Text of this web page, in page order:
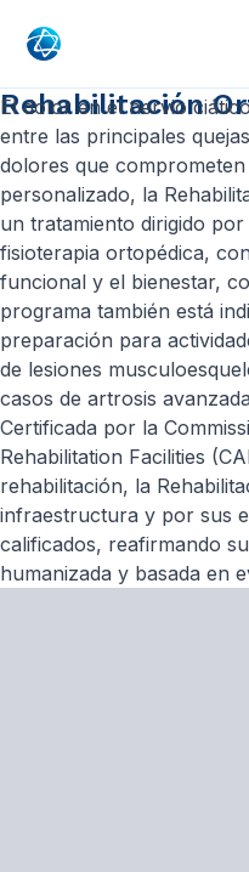
Rehabilitación
El dolor en el nervio
entre las principales
dolores que
personalizado, la
un tratamiento dirigido
fisioterapia ortopédica,
funcional y el bienestar,
programa también está
preparación para
de lesiones
casos de artrosis
Certificada por la
Rehabilitation Facilities
rehabilitación, la
infraestructura y por sus
calificados, reafirmando
humanizada y basada en